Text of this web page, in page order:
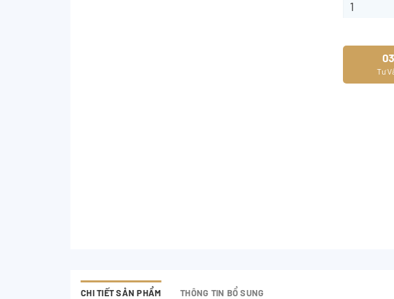
Tư
CHI TIẾT SẢN PHẨM THÔNG TIN BỔ SUNG